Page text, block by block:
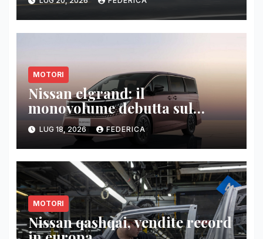
MOTORI
Nissan elgrand: il
monovolume debutta sul
mercato giapponese
LUG 18, 2026 FEDERICA
MOTORI
Nissan qashqai, vendite record